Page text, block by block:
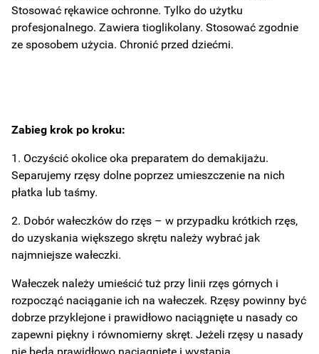
Stosować rękawice ochronne. Tylko do użytku
profesjonalnego. Zawiera tioglikolany. Stosować zgodnie
ze sposobem użycia. Chronić przed dziećmi.
Zabieg krok po kroku:
1. Oczyścić okolice oka preparatem do demakijażu.
Separujemy rzęsy dolne poprzez umieszczenie na nich
płatka lub taśmy.
2. Dobór wałeczków do rzęs – w przypadku krótkich rzęs,
do uzyskania większego skrętu należy wybrać jak
najmniejsze wałeczki.
Wałeczek należy umieścić tuż przy linii rzęs górnych i
rozpocząć naciąganie ich na wałeczek. Rzęsy powinny być
dobrze przyklejone i prawidłowo naciągnięte u nasady co
zapewni piękny i równomierny skręt. Jeżeli rzęsy u nasady